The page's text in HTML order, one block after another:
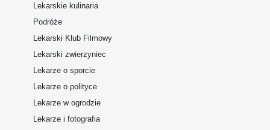
Lekarskie kulinaria
Podróże
Lekarski Klub Filmowy
Lekarski zwierzyniec
Lekarze o sporcie
Lekarze o polityce
Lekarze w ogrodzie
Lekarze i fotografia